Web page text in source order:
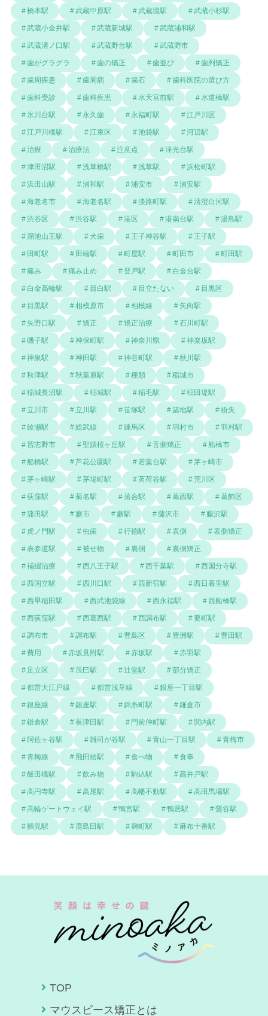
橋本駅 武蔵中原駅 武蔵境駅 武蔵小杉駅
武蔵小金井駅 武蔵新城駅 武蔵浦和駅
武蔵溝ノ口駅 武蔵野台駅 武蔵野市
歯がグラグラ 歯の矯正 歯並び 歯列矯正
歯周疾患 歯周病 歯石 歯科医院の選び方
歯科受診 歯科疾患 水天宮前駅 水道橋駅
氷川台駅 永久歯 永福町駅 江戸川区
江戸川橋駅 江東区 池袋駅 河辺駅
治療 治療法 注意点 洋光台駅
津田沼駅 浅草橋駅 浅草駅 浜松町駅
浜田山駅 浦和駅 浦安市 浦安駅
海老名市 海老名駅 淡路町駅 清澄白河駅
渋谷区 渋谷駅 港区 港南台駅 湯島駅
溜池山王駅 犬歯 王子神谷駅 王子駅
田町駅 田端駅 町屋駅 町田市 町田駅
痛み 痛み止め 登戸駅 白金台駅
白金高輪駅 目白駅 目立たない 目黒区
目黒駅 相模原市 相模線 矢向駅
矢野口駅 矯正 矯正治療 石川町駅
磯子駅 神保町駅 神奈川県 神楽坂駅
神泉駅 神田駅 神谷町駅 秋川駅
秋津駅 秋葉原駅 種類 稲城市
稲城長沼駅 稲城駅 稲毛駅 稲田堤駅
立川市 立川駅 笹塚駅 築地駅 紛失
綾瀬駅 総武線 練馬区 羽村市 羽村駅
習志野市 聖蹟桜ヶ丘駅 舌側矯正 船橋市
船橋駅 芦花公園駅 若葉台駅 茅ヶ崎市
茅ヶ崎駅 茅場町駅 茗荷谷駅 荒川区
荻窪駅 菊名駅 落合駅 葛西駅 葛飾区
蒲田駅 蕨市 蕨駅 藤沢市 藤沢駅
虎ノ門駅 虫歯 行徳駅 表側 表側矯正
表参道駅 被せ物 裏側 裏側矯正
補綴治療 西八王子駅 西千葉駅 西国分寺駅
西国立駅 西川口駅 西新宿駅 西日暮里駅
西早稲田駅 西武池袋線 西永福駅 西船橋駅
西荻窪駅 西葛西駅 西調布駅 要町駅
調布市 調布駅 豊島区 豊洲駅 豊田駅
費用 赤坂見附駅 赤坂駅 赤羽駅
足立区 辰巳駅 辻堂駅 部分矯正
都営大江戸線 都営浅草線 銀座一丁目駅
銀座線 銀座駅 錦糸町駅 鎌倉市
鎌倉駅 長津田駅 門前仲町駅 関内駅
阿佐ヶ谷駅 雑司が谷駅 青山一丁目駅 青梅市
青梅線 飛田給駅 食べ物 食事
飯田橋駅 飲み物 駒込駅 高井戸駅
高円寺駅 高尾駅 高幡不動駅 高田馬場駅
高輪ゲートウェイ駅 鴨宮駅 鴨居駅 鶯谷駅
鶴見駅 鹿島田駅 麹町駅 麻布十番駅
TOP
マウスピース矯正とは